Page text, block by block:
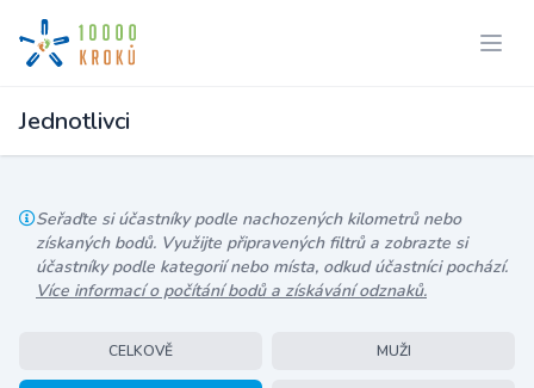
Jednotlivci
Seřaďte si účastníky podle nachozených kilometrů nebo
získaných bodů. Využijte připravených filtrů a zobrazte si
účastníky podle kategorií nebo místa, odkud účastníci pochází.
Více informací o počítání bodů a získávání odznaků.
CELKOVĚ MUŽI